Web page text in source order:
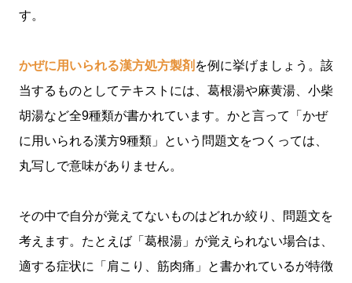
す。
かぜに用いられる漢方処方製剤 を例に挙げましょう。該
当するものとしてテキストには、葛根湯や麻黄湯、小柴
胡湯など全9種類が書かれています。かと言って「かぜ
に用いられる漢方9種類」という問題文をつくっては、
丸写しで意味がありません。
その中で自分が覚えてないものはどれか絞り、問題文を
考えます。たとえば「葛根湯」が覚えられない場合は、
適する症状に「肩こり、筋肉痛」と書かれているが特徴